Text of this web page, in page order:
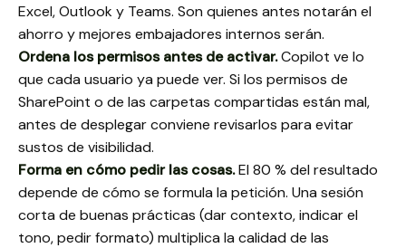
Excel, Outlook y Teams. Son quienes antes notarán el
ahorro y mejores embajadores internos serán.
Ordena los permisos antes de activar.Copilot ve lo
que cada usuario ya puede ver. Si los permisos de
SharePoint o de las carpetas compartidas están mal,
antes de desplegar conviene revisarlos para evitar
sustos de visibilidad.
Forma en cómo pedir las cosas.El 80 % del resultado
depende de cómo se formula la petición. Una sesión
corta de buenas prácticas (dar contexto, indicar el
tono, pedir formato) multiplica la calidad de las